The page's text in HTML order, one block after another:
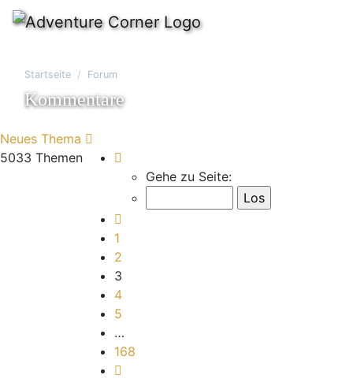
Startseite Forum
Kommentare
Neues Thema
5033 Themen
Gehe zu Seite:
1
2
3
4
5
…
168